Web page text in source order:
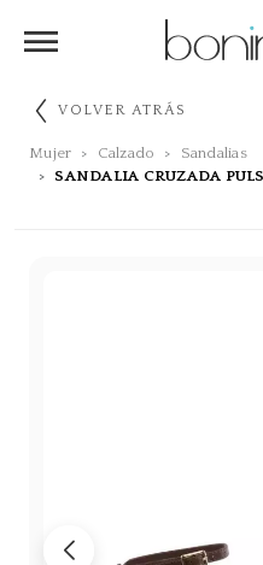
VOLVER ATRÁS
Mujer Calzado
Sandalias
SANDALIA CRUZADA